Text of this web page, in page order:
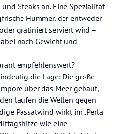
Steaks an. Eine Spezialität
Hummer, der entweder
gratiniert serviert wird –
nach Gewicht und
empfehlenswert?
die Lage: Die große
über das Meer gebaut,
laufen die Wellen gegen
Passatwind wirkt im „Perla
wie eine